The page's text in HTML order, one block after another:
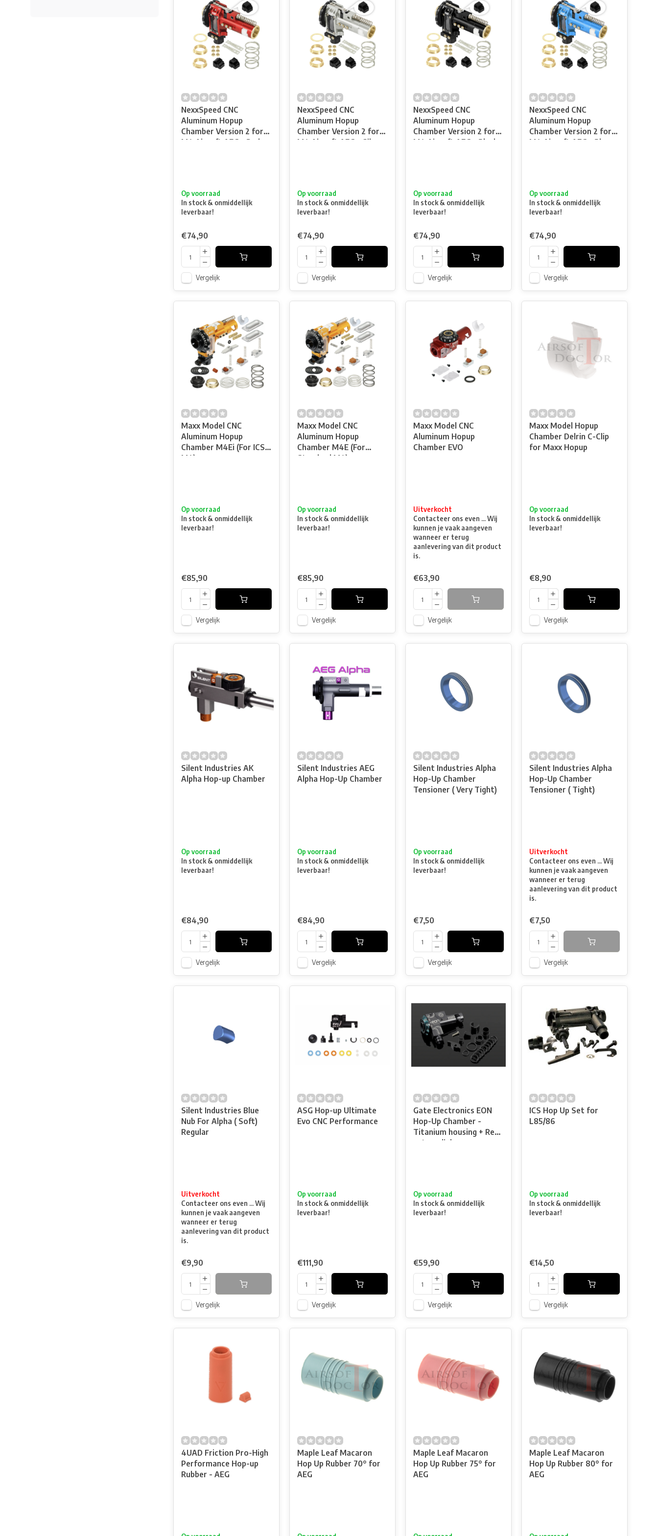
NexxSpeed CNC
Aluminum Hopup
Chamber Version 2 for
M4 Airsoft AEG - Red
Op voorraad
In stock & onmiddellijk
leverbaar!
€74,90
Vergelijk
NexxSpeed CNC
Aluminum Hopup
Chamber Version 2 for
M4 Airsoft AEG - Silver
Op voorraad
In stock & onmiddellijk
leverbaar!
€74,90
Vergelijk
NexxSpeed CNC
Aluminum Hopup
Chamber Version 2 for
M4 Airsoft AEG - Black
Op voorraad
In stock & onmiddellijk
leverbaar!
€74,90
Vergelijk
NexxSpeed CNC
Aluminum Hopup
Chamber Version 2 for
M4 Airsoft AEG - Blue
Op voorraad
In stock & onmiddellijk
leverbaar!
€74,90
Vergelijk
Maxx Model CNC
Aluminum Hopup
Chamber M4Ei (For ICS
M4)
Op voorraad
In stock & onmiddellijk
leverbaar!
€85,90
Vergelijk
Maxx Model CNC
Aluminum Hopup
Chamber M4E (For
Standard M4)
Op voorraad
In stock & onmiddellijk
leverbaar!
€85,90
Vergelijk
Maxx Model CNC
Aluminum Hopup
Chamber EVO
Uitverkocht
Contacteer ons even ... Wij
kunnen je vaak aangeven
wanneer er terug
aanlevering van dit product
is.
€63,90
Vergelijk
Maxx Model Hopup
Chamber Delrin C-Clip
for Maxx Hopup
Op voorraad
In stock & onmiddellijk
leverbaar!
€8,90
Vergelijk
Silent Industries AK
Alpha Hop-up Chamber
Op voorraad
In stock & onmiddellijk
leverbaar!
€84,90
Vergelijk
Silent Industries AEG
Alpha Hop-Up Chamber
Op voorraad
In stock & onmiddellijk
leverbaar!
€84,90
Vergelijk
Silent Industries Alpha
Hop-Up Chamber
Tensioner ( Very Tight)
Op voorraad
In stock & onmiddellijk
leverbaar!
€7,50
Vergelijk
Silent Industries Alpha
Hop-Up Chamber
Tensioner ( Tight)
Uitverkocht
Contacteer ons even ... Wij
kunnen je vaak aangeven
wanneer er terug
aanlevering van dit product
is.
€7,50
Vergelijk
Silent Industries Blue
Nub For Alpha ( Soft)
Regular
Uitverkocht
Contacteer ons even ... Wij
kunnen je vaak aangeven
wanneer er terug
aanlevering van dit product
is.
€9,90
Vergelijk
ASG Hop-up Ultimate
Evo CNC Performance
Op voorraad
In stock & onmiddellijk
leverbaar!
€111,90
Vergelijk
Gate Electronics EON
Hop-Up Chamber -
Titanium housing + Red
rotary dial
Op voorraad
In stock & onmiddellijk
leverbaar!
€59,90
Vergelijk
ICS Hop Up Set for
L85/86
Op voorraad
In stock & onmiddellijk
leverbaar!
€14,50
Vergelijk
4UAD Friction Pro-High
Performance Hop-up
Rubber - AEG
Maple Leaf Macaron
Hop Up Rubber 70° for
AEG
Maple Leaf Macaron
Hop Up Rubber 75° for
AEG
Maple Leaf Macaron
Hop Up Rubber 80° for
AEG